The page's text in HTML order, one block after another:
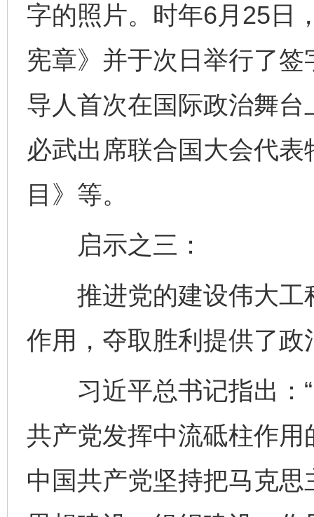
字的照片。时年6月25日
宪章》并于次日举行了
导人首次在国际政治舞
必武出席联合国大会代
目》等。
启示之三：
推进党的建设伟大工
作用，夺取胜利提供了政
习近平总书记指出：“
共产党发挥中流砥柱作用
中国共产党坚持把马克